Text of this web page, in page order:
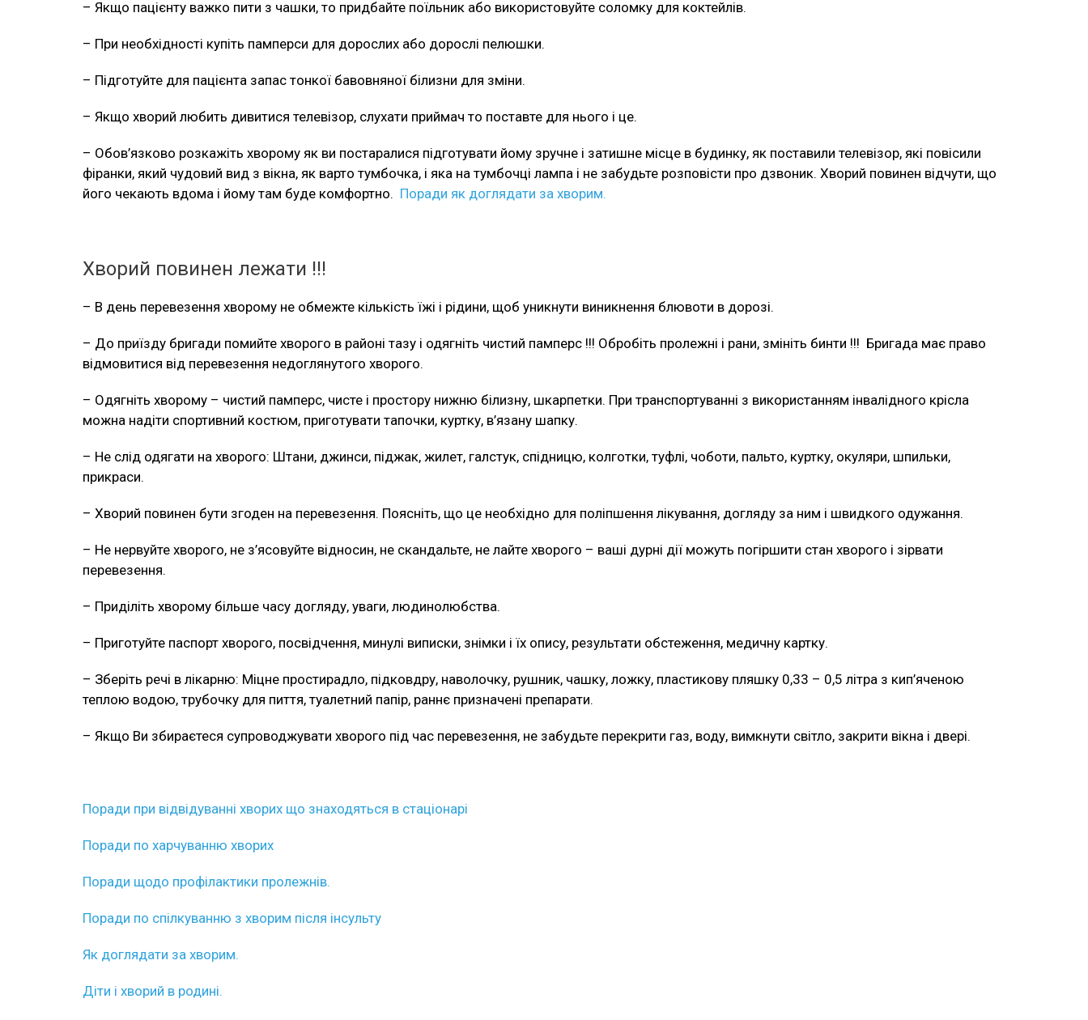
– Якщо пацієнту важко пити з чашки, то придбайте поїльник або використовуйте соломку для коктейлів.
– При необхідності купіть памперси для дорослих або дорослі пелюшки.
– Підготуйте для пацієнта запас тонкої бавовняної білизни для зміни.
– Якщо хворий любить дивитися телевізор, слухати приймач то поставте для нього і це.
– Обов’язково розкажіть хворому як ви постаралися підготувати йому зручне і затишне місце в будинку, як поставили телевізор, які повісили
фіранки, який чудовий вид з вікна, як варто тумбочка, і яка на тумбочці лампа і не забудьте розповісти про дзвоник. Хворий повинен відчути, що
його чекають вдома і йому там буде комфортно. Поради як доглядати за хворим.
Хворий повинен лежати !!!
– В день перевезення хворому не обмежте кількість їжі і рідини, щоб уникнути виникнення блювоти в дорозі.
– До приїзду бригади помийте хворого в районі тазу і одягніть чистий памперс !!! Обробіть пролежні і рани, змініть бинти !!! Бригада має право
відмовитися від перевезення недоглянутого хворого.
– Одягніть хворому – чистий памперс, чисте і простору нижню білизну, шкарпетки. При транспортуванні з використанням інвалідного крісла
можна надіти спортивний костюм, приготувати тапочки, куртку, в’язану шапку.
– Не слід одягати на хворого: Штани, джинси, піджак, жилет, галстук, спідницю, колготки, туфлі, чоботи, пальто, куртку, окуляри, шпильки,
прикраси.
– Хворий повинен бути згоден на перевезення. Поясніть, що це необхідно для поліпшення лікування, догляду за ним і швидкого одужання.
– Не нервуйте хворого, не з’ясовуйте відносин, не скандальте, не лайте хворого – ваші дурні дії можуть погіршити стан хворого і зірвати
перевезення.
– Приділіть хворому більше часу догляду, уваги, людинолюбства.
– Приготуйте паспорт хворого, посвідчення, минулі виписки, знімки і їх опису, результати обстеження, медичну картку.
– Зберіть речі в лікарню: Міцне простирадло, підковдру, наволочку, рушник, чашку, ложку, пластикову пляшку 0,33 – 0,5 літра з кип’яченою
теплою водою, трубочку для пиття, туалетний папір, раннє призначені препарати.
– Якщо Ви збираєтеся супроводжувати хворого під час перевезення, не забудьте перекрити газ, воду, вимкнути світло, закрити вікна і двері.
Поради при відвідуванні хворих що знаходяться в стаціонарі
Поради по харчуванню хворих
Поради щодо профілактики пролежнів.
Поради по спілкуванню з хворим після інсульту
Як доглядати за хворим.
Діти і хворий в родині.